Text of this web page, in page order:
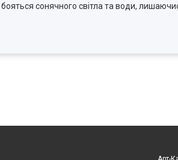
бояться сонячного світла та води,